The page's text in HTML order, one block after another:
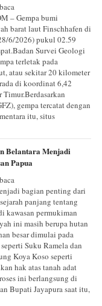
– Gempa bumi
barat laut Finschhafen di
6/2026) pukul 02.59
Survei Geologi
terletak pada
atau sekitar 20 kilometer
di koordinat 6,42
gempa tercatat dengan
itu, situs
Belantara Menjadi
Papua
bagian penting dari
panjang tentang
kawasan permukiman
ini masih berupa hutan
besar dimulai pada
Suku Ramela dan
Koya Koso seperti
hak atas tanah adat
ini berlangsung di
Bupati Jayapura saat itu,